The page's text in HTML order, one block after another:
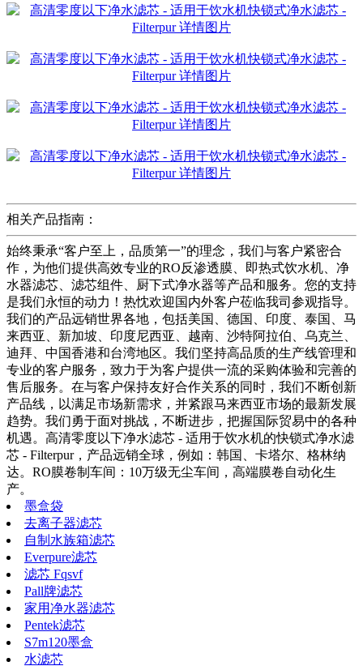
相关产品指南：
始终秉承“客户至上，品质第一”的理念，我们与客户紧密合
作，为他们提供高效专业的RO反渗透膜、即热式饮水机、净
水器滤芯、滤芯组件、厨下式净水器等产品和服务。您的支持
是我们永恒的动力！热忱欢迎国内外客户莅临我司参观指导。
我们的产品远销世界各地，包括美国、德国、印度、泰国、马
来西亚、新加坡、印度尼西亚、越南、沙特阿拉伯、乌克兰、
迪拜、中国香港和台湾地区。我们坚持高品质的生产线管理和
专业的客户服务，致力于为客户提供一流的采购体验和完善的
售后服务。在与客户保持友好合作关系的同时，我们不断创新
产品线，以满足市场新需求，并紧跟马来西亚市场的最新发展
趋势。我们勇于面对挑战，不断进步，把握国际贸易中的各种
机遇。高清零度以下净水滤芯 - 适用于饮水机的快锁式净水滤
芯 - Filterpur，产品远销全球，例如：韩国、卡塔尔、格林纳
达。RO膜卷制车间：10万级无尘车间，高端膜卷自动化生
产。
墨盒袋
去离子器滤芯
自制水族箱滤芯
Everpure滤芯
滤芯 Fqsvf
Pall牌滤芯
家用净水器滤芯
Pentek滤芯
S7m120墨盒
水滤芯